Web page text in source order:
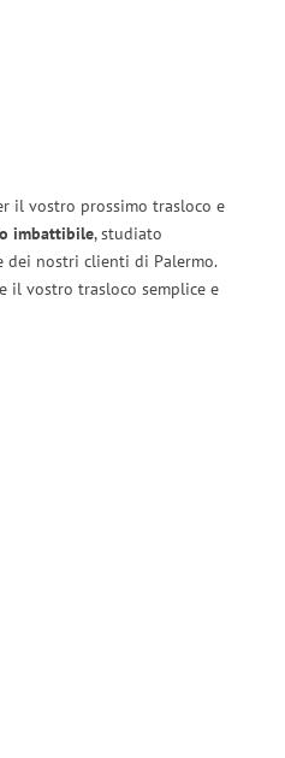
il vostro prossimo trasloco e
imbattibile, studiato
dei nostri clienti di Palermo.
il vostro trasloco semplice e